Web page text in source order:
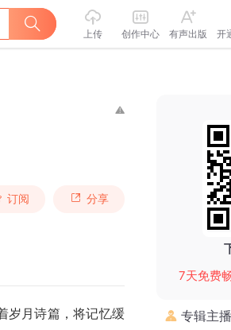
上传 创作中心 有声出版 开
订阅 分享
岁月诗篇，将记忆缓
7天免费
专辑主播